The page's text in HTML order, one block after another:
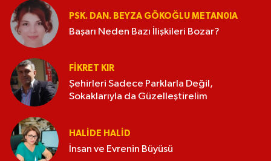
PSK. DAN. BEYZA GÖKOĞLU METAN0IA
Başarı Neden Bazı İlişkileri Bozar?
FIKRET KIR
Şehirleri Sadece Parklarla Değil,
Sokaklarıyla da Güzelleştirelim
HALIDE HALID
İnsan ve Evrenin Büyüsü